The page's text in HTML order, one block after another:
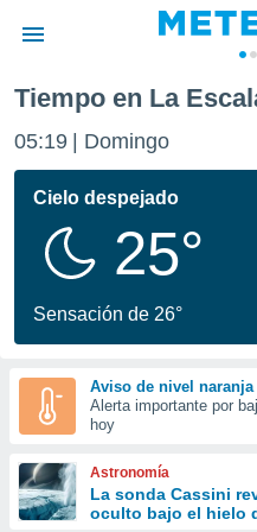
de
ha
calidad.
a este
las
y
forma
digital
basada
Tiempo en La
05:19 Domingo
Cielo despejado
25°
Sensación de 26°
Aviso de nivel naranja
Alerta importante por
hoy
Astronomía
La sonda Cassini
oculto bajo el hielo